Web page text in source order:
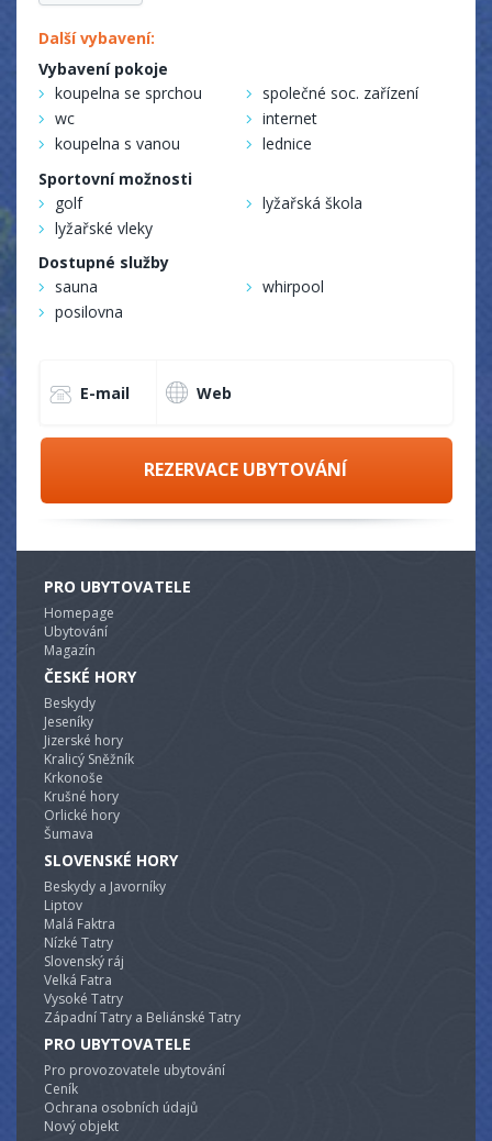
Další vybavení:
Vybavení pokoje
koupelna se sprchou
společné soc. zařízení
wc
internet
koupelna s vanou
lednice
Sportovní možnosti
golf
lyžařská škola
lyžařské vleky
Dostupné služby
sauna
whirpool
posilovna
E-mail Web
REZERVACE UBYTOVÁNÍ
PRO UBYTOVATELE
Homepage
Ubytování
Magazín
ČESKÉ HORY
Beskydy
Jeseníky
Jizerské hory
Kralicý Sněžník
Krkonoše
Krušné hory
Orlické hory
Šumava
SLOVENSKÉ HORY
Beskydy a Javorníky
Liptov
Malá Faktra
Nízké Tatry
Slovenský ráj
Velká Fatra
Vysoké Tatry
Západní Tatry a Beliánské Tatry
PRO UBYTOVATELE
Pro provozovatele ubytování
Ceník
Ochrana osobních údajů
Nový objekt